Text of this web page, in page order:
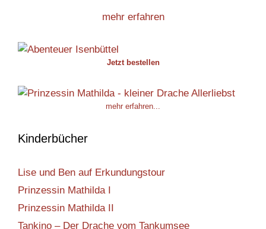
mehr erfahren
Jetzt bestellen
mehr erfahren...
Kinderbücher
Lise und Ben auf Erkundungstour
Prinzessin Mathilda I
Prinzessin Mathilda II
Tankino – Der Drache vom Tankumsee